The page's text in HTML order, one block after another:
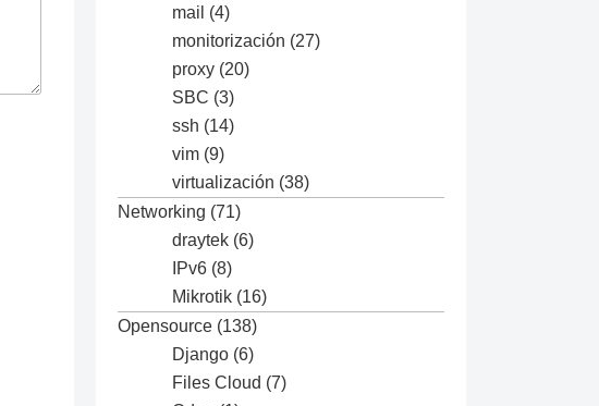
mail (4)
monitorización (27)
proxy (20)
SBC (3)
ssh (14)
vim (9)
virtualización (38)
Networking (71)
draytek (6)
IPv6 (8)
Mikrotik (16)
Opensource (138)
Django (6)
Files Cloud (7)